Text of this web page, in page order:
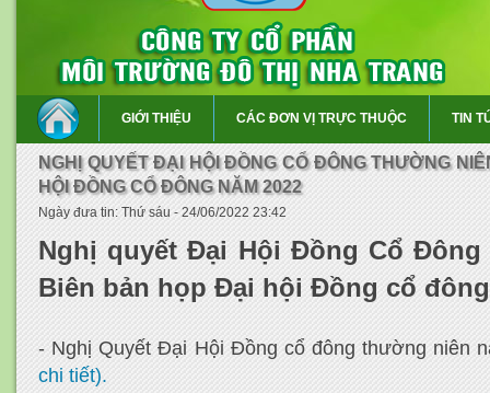
GIỚI THIỆU CÁC ĐƠN VỊ TRỰC THUỘC TIN
NGHỊ QUYẾT ĐẠI HỘI ĐỒNG CỔ ĐÔNG THƯỜNG
HỘI ĐỒNG CỔ ĐÔNG NĂM 2022
Ngày đưa tin: Thứ sáu - 24/06/2022 23:42
Nghị quyết Đại Hội Đồng Cổ
Biên bản họp Đại hội Đồng cổ đông
- Nghị Quyết Đại Hội Đồng cổ đông thường niên
chi tiết).